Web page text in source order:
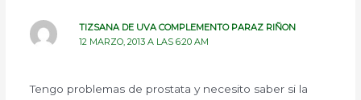
TIZSANA DE UVA COMPLEMENTO PARAZ RIÑON
12 MARZO, 2013 A LAS 6:20 AM
Tengo problemas de prostata y necesito saber si la